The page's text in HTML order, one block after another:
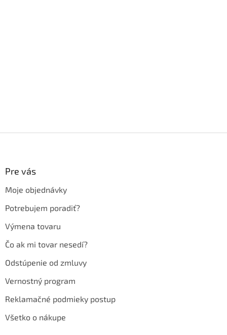
Pre vás
Moje objednávky
Potrebujem poradiť?
Výmena tovaru
Čo ak mi tovar nesedí?
Odstúpenie od zmluvy
Vernostný program
Reklamačné podmieky postup
Všetko o nákupe